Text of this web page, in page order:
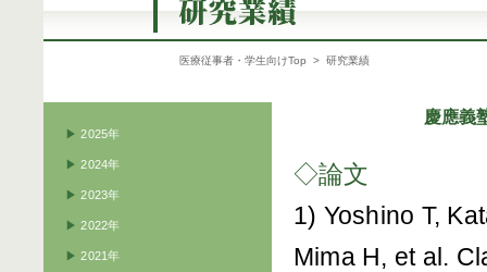
医療従事者・学生向けTop > 研究業績
▶ 2025年
▶ 2024年
▶ 2023年
▶ 2022年
▶ 2021年
慶應
◇論文
1) Yoshino T,
Mima H, et al.